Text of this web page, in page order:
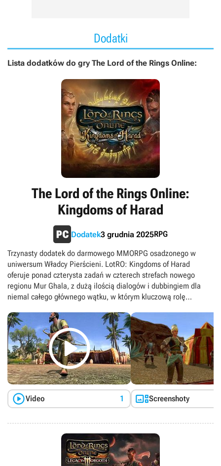
Dodatki
Lista dodatków do gry The Lord of the Rings Online:
The Lord of the Rings Online:
Kingdoms of Harad
Dodatek3 grudnia 2025RPG
Trzynasty dodatek do darmowego MMORPG osadzonego w
uniwersum Władcy Pierścieni. LotRO: Kingdoms of Harad
oferuje ponad czterysta zadań w czterech strefach nowego
regionu Mur Ghala, z dużą ilością dialogów i dubbingiem dla
niemal całego głównego wątku, w którym kluczową rolę

Video 1 Screenshoty